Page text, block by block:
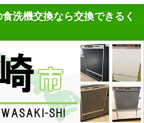
洗機交換なら交換できるく